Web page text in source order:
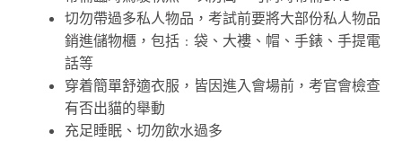
切勿帶過多私人物品，考試前要將大部份私人物品
銷進儲物櫃，包括﹕袋、大褸、帽、手錶、手提電
話等
穿着簡單舒適衣服，皆因進入會場前，考官會檢查
有否出貓的舉動
充足睡眠、切勿飲水過多